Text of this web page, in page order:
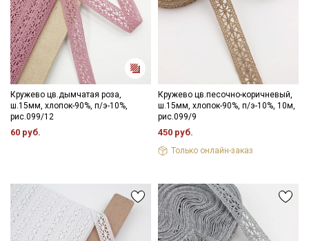
Кружево цв.дымчатая роза,
ш.15мм, хлопок-90%, п/э-10%,
рис.099/12
60 руб.
Кружево цв.песочно-коричневый,
ш.15мм, хлопок-90%, п/э-10%, 10м,
рис.099/9
450 руб.
Только онлайн-заказ
ДаюСогласие на получение рекламных и
информационных рассылок